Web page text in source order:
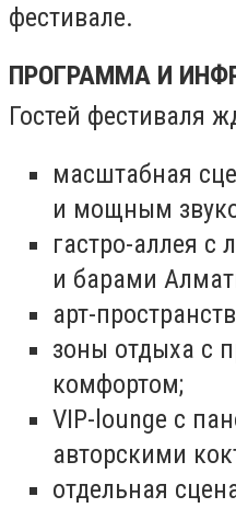
фестивале.
ПРОГРАММА И
Гостей фестиваля
масштабная
и мощным
гастро-аллея
и барами
арт-
зоны отдыха с
комфортом;
VIP-lounge с
авторскими
отдельная